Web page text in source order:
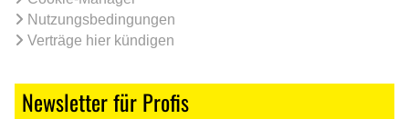
Nutzungsbedingungen
Verträge hier kündigen
Newsletter für Profis